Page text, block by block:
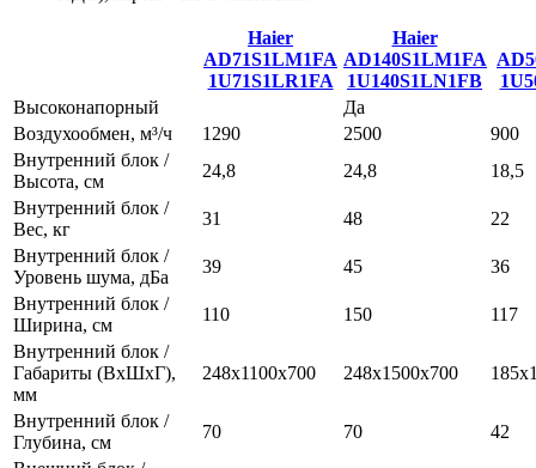
Haier
AD71S1LM1FA
1U71S1LR1FA
Haier
AD140S1LM1FA
1U140S1LN1FB
Высоконапорный
Да
Воздухообмен, м³/ч
1290 2500
900
Внутренний блок /
Высота, см
24,8 24,8
18,5
Внутренний блок /
Вес, кг
31 48
22
Внутренний блок /
Уровень шума, дБа
39 45
36
Внутренний блок /
Ширина, см
110 150
117
Внутренний блок /
Габариты (ВхШхГ),
мм
248х1100х700 248х1500х700
Внутренний блок /
Глубина, см
70 70
42